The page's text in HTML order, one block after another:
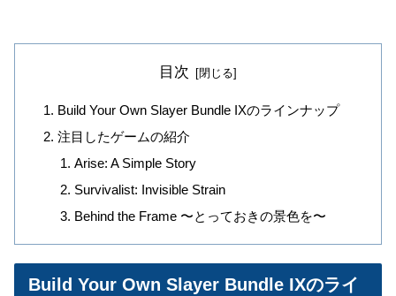
目次
Build Your Own Slayer Bundle IXのラインナップ
注目したゲームの紹介
Arise: A Simple Story
Survivalist: Invisible Strain
Behind the Frame 〜とっておきの景色を〜
Build Your Own Slayer Bundle IXのライ